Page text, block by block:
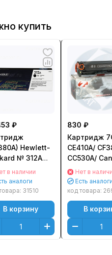
купить
₽
Hewlett-
№ 312A
LJ Pro
M476
(Black)
в наличии
аналоги
31510
В корзину
830 ₽
Картридж
CE410A/
CC530A/
для HP CLJ
300 Color
M476/
Canon
MF8330/
(2400стр.)
(Black)
Нет в
Есть
код товара:
В